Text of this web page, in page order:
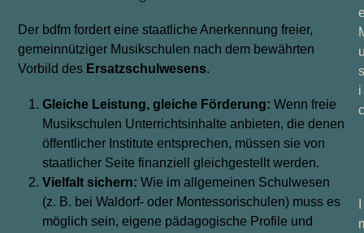
Der bdfm fordert eine staatliche Anerkennung freier,
gemeinnütziger Musikschulen nach dem bewährten
Vorbild des Ersatzschulwesens.
Gleiche Leistung, gleiche Förderung:Wenn freie
Musikschulen Unterrichtsinhalte anbieten, die denen
öffentlicher Institute entsprechen, müssen sie von
staatlicher Seite finanziell gleichgestellt werden.
Vielfalt sichern:Wie im allgemeinen Schulwesen
(z. B. bei Waldorf- oder Montessorischulen) muss es
möglich sein, eigene pädagogische Profile und
s
i
c